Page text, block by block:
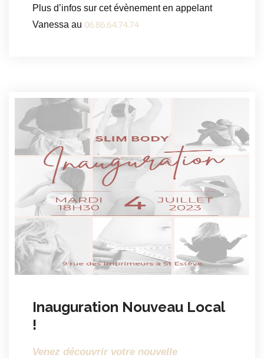
Plus d’infos sur cet évènement en appelant
Vanessa au 06.86.64.74.74
Inauguration Nouveau Local
!
Venez découvrir votre nouvelle